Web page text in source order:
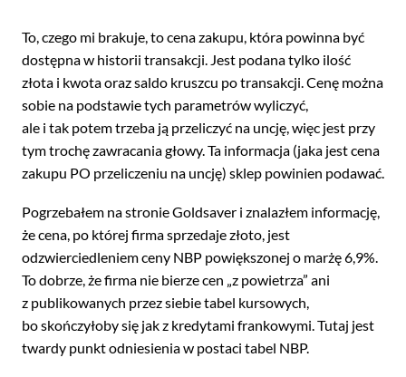
To, czego mi brakuje, to cena zakupu, która powinna być
dostępna w historii transakcji. Jest podana tylko ilość
złota i kwota oraz saldo kruszcu po transakcji. Cenę można
sobie na podstawie tych parametrów wyliczyć,
ale i tak potem trzeba ją przeliczyć na uncję, więc jest przy
tym trochę zawracania głowy. Ta informacja (jaka jest cena
zakupu PO przeliczeniu na uncję) sklep powinien podawać.
Pogrzebałem na stronie Goldsaver i znalazłem informację,
że cena, po której firma sprzedaje złoto, jest
odzwierciedleniem ceny NBP powiększonej o marżę 6,9%.
To dobrze, że firma nie bierze cen „z powietrza” ani
z publikowanych przez siebie tabel kursowych,
bo skończyłoby się jak z kredytami frankowymi. Tutaj jest
twardy punkt odniesienia w postaci tabel NBP.